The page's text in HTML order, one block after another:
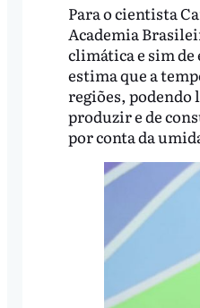
Para o cientista
Academia
climática e sim
estima que a
regiões, podendo
produzir e de
por conta da